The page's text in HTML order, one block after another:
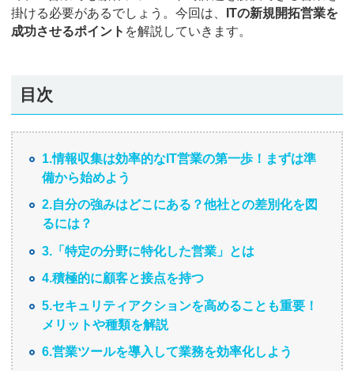
掛ける必要があるでしょう。今回は、
ITの新規開拓営業を
成功させるポイント を解説していきます。
目次
1.情報収集は効率的なIT営業の第一歩！まずは準
備から始めよう
2.自分の強みはどこにある？他社との差別化を図
るには？
3.「特定の分野に特化した営業」とは
4.積極的に顧客と接点を持つ
5.セキュリティアクションを高めることも重要！
メリットや種類を解説
6.営業ツールを導入して業務を効率化しよう